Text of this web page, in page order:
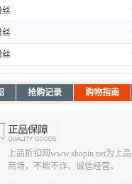
丝
丝
丝
抢购记录 购物指南
上品折扣网www.shopin.net为上
商场，不欺不诈，诚信经营。